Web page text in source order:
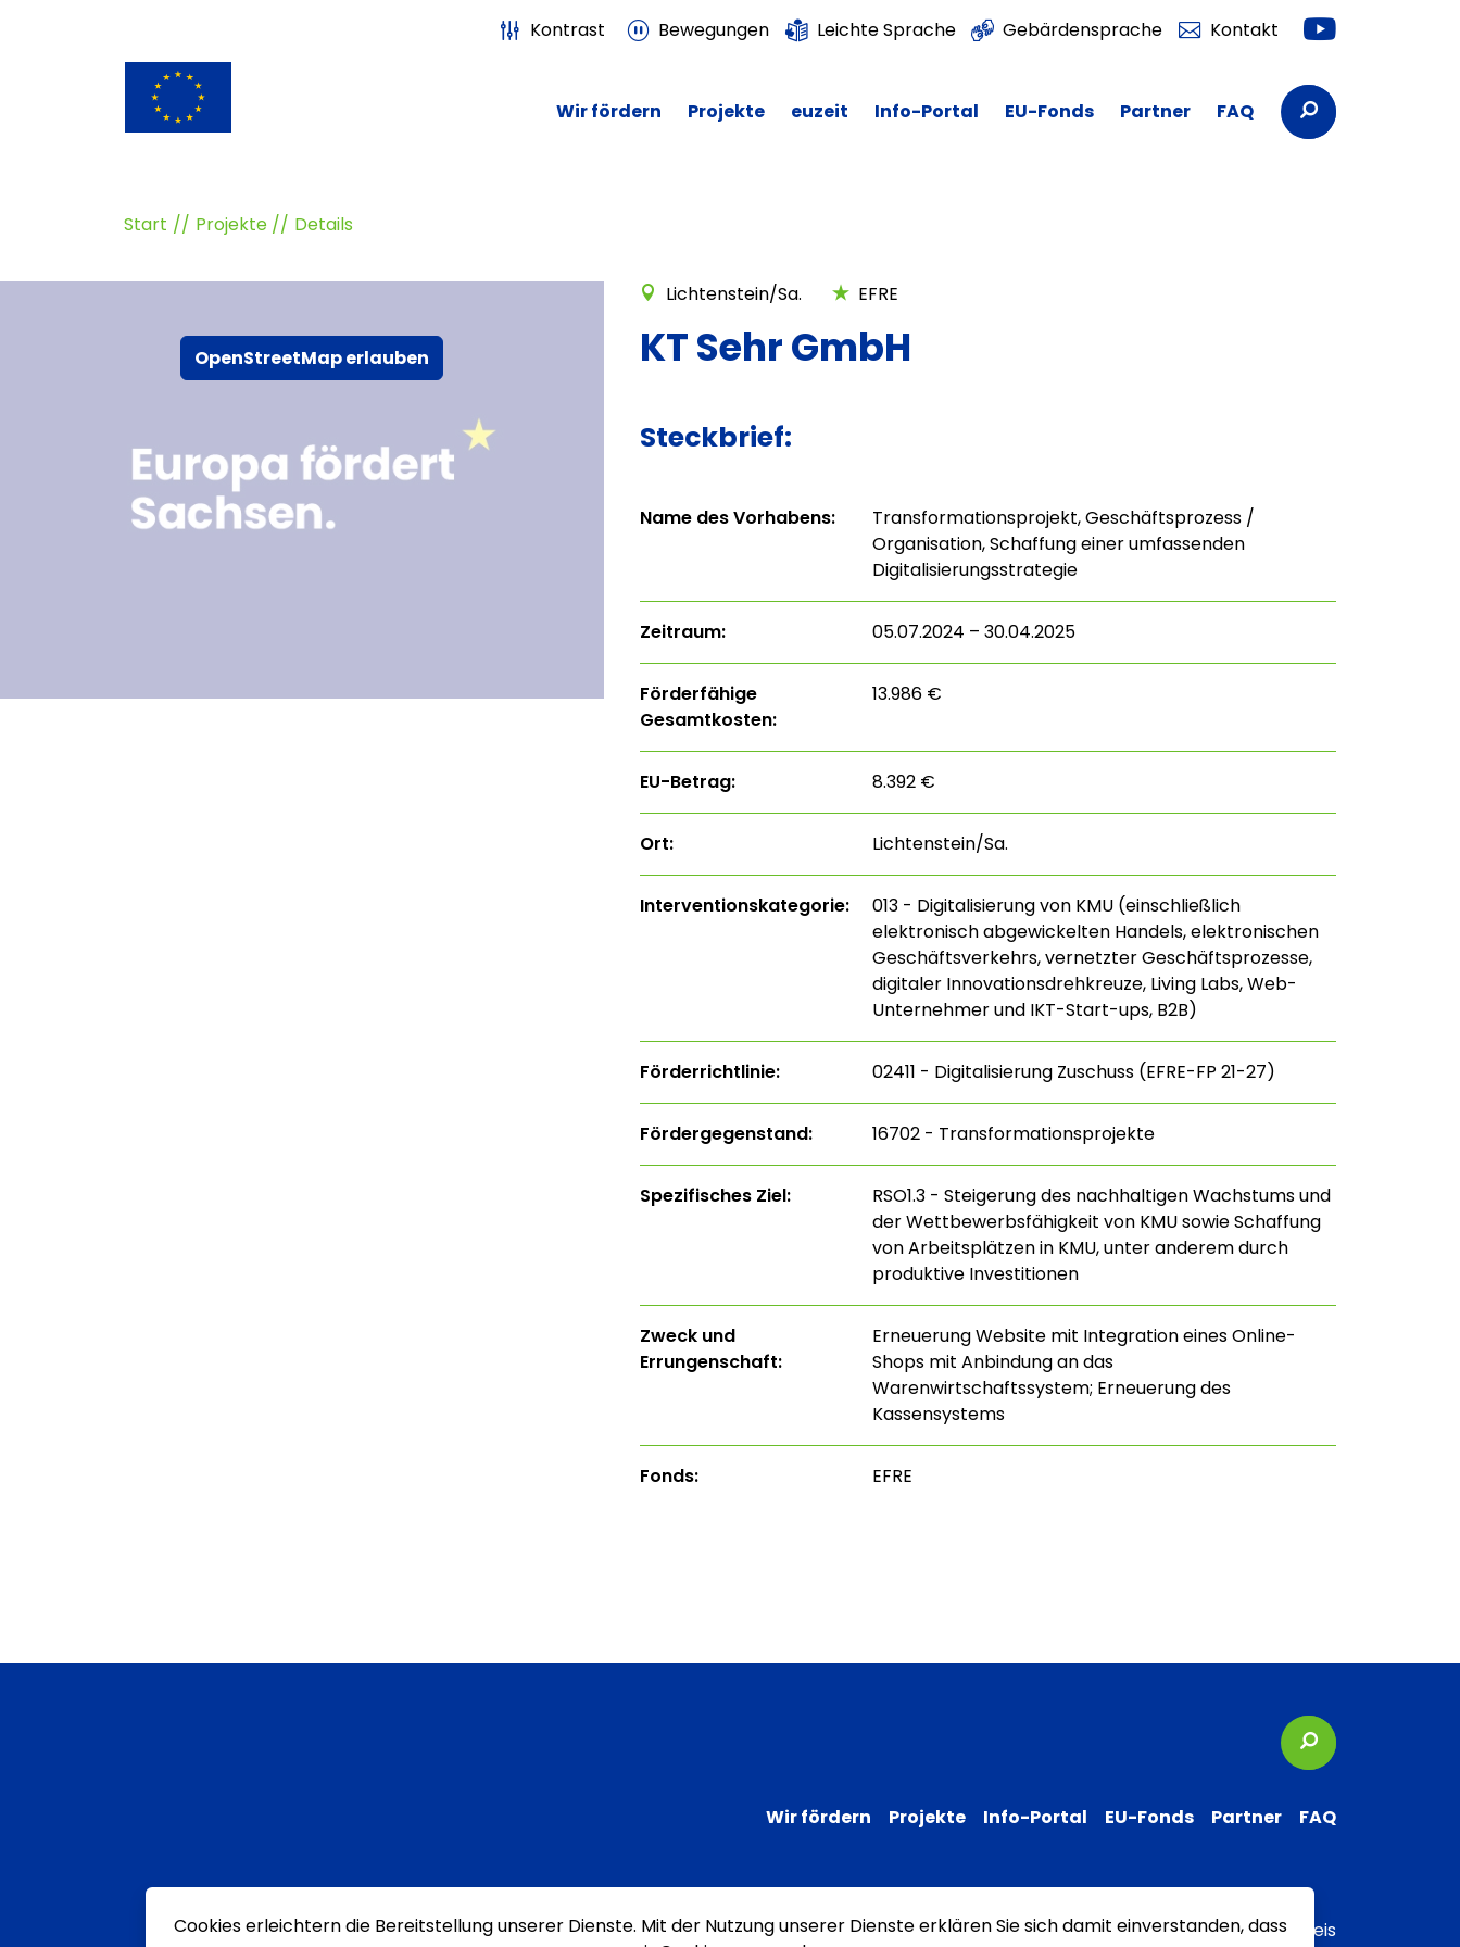
Kontrast Bewegungen Leichte Sprache Gebärdensprache Kontakt Youtube
Wir fördern Projekte euzeit Info-Portal EU-Fonds Partner FAQ Suchbegriffe
Start Projekte Details
OpenStreetMap erlauben
Lichtenstein/Sa. EFRE
KT Sehr GmbH
Steckbrief:
Name des Vorhabens:
Transformationsprojekt, Geschäftsprozess /
Organisation, Schaffung einer umfassenden
Digitalisierungsstrategie
Zeitraum: 05.07.2024 – 30.04.2025
Förderfähige
Gesamtkosten:
13.986 €
EU-Betrag: 8.392 €
Ort: Lichtenstein/Sa.
Interventions­kategorie:
013 - Digitalisierung von KMU (einschließlich
elektronisch abgewickelten Handels, elektronischen
Geschäftsverkehrs, vernetzter Geschäftsprozesse,
digitaler Innovationsdrehkreuze, Living Labs, Web-
Unternehmer und IKT-Start-ups, B2B)
Förderrichtlinie: 02411 - Digitalisierung Zuschuss (EFRE-FP 21-27)
Fördergegenstand: 16702 - Transformationsprojekte
Spezifisches Ziel:
RSO1.3 - Steigerung des nachhaltigen Wachstums und
der Wettbewerbsfähigkeit von KMU sowie Schaffung
von Arbeitsplätzen in KMU, unter anderem durch
produktive Investitionen
Zweck und
Errungenschaft:
Erneuerung Website mit Integration eines Online-
Shops mit Anbindung an das
Warenwirtschaftssystem; Erneuerung des
Kassensystems
Fonds: EFRE
Suchbegriffe
Wir fördern Projekte Info-Portal EU-Fonds Partner FAQ
Impressum Datenschutz Erklärung zur Barrierefreiheit Transparenzhinweis
Cookies erleichtern die Bereitstellung unserer Dienste. Mit der Nutzung unserer Dienste erklären Sie sich damit einverstanden, dass